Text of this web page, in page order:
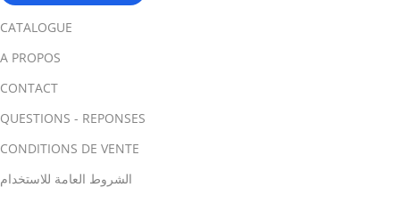
CATALOGUE
A PROPOS
CONTACT
QUESTIONS - REPONSES
CONDITIONS DE VENTE
الشروط العامة للاستخدام